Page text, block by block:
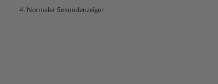
Normaler Sekundenzeiger